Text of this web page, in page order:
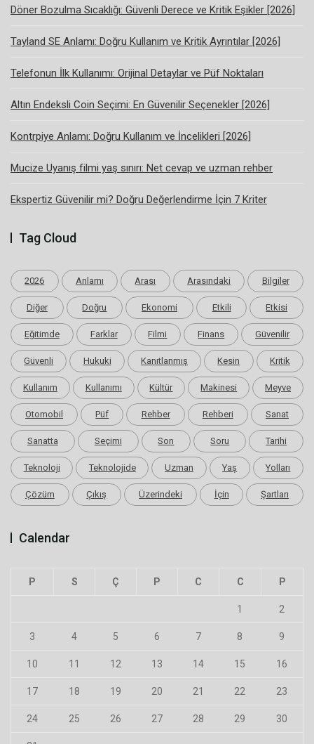
Döner Bozulma Sıcaklığı: Güvenli Derece ve Kritik Eşikler [2026]
Tayland SE Anlamı: Doğru Kullanım ve Kritik Ayrıntılar [2026]
Telefonun İlk Kullanımı: Orijinal Detaylar ve Püf Noktaları
Altın Endeksli Coin Seçimi: En Güvenilir Seçenekler [2026]
Kontrpiye Anlamı: Doğru Kullanım ve İncelikleri [2026]
Mucize Uyanış filmi yaş sınırı: Net cevap ve uzman rehber
Ekspertiz Güvenilir mi? Doğru Değerlendirme İçin 7 Kriter
Tag Cloud
2026 Anlamı Arası Arasındaki Bilgiler
Diğer Doğru Ekonomi Etkili Etkisi
Eğitimde Farklar Filmi Finans Güvenilir
Güvenli Hukuki Kanıtlanmış Kesin Kritik
Kullanım Kullanımı Kültür Makinesi Meyve
Otomobil Püf Rehber Rehberi Sanat
Sanatta Seçimi Son Soru Tarihi
Teknoloji Teknolojide Uzman Yaş Yolları
Çözüm Çıkış Üzerindeki İçin Şartları
Calendar
P S Ç P C C P
1 2
3 4 5 6 7 8 9
10 11 12 13 14 15 16
17 18 19 20 21 22 23
24 25 26 27 28 29 30